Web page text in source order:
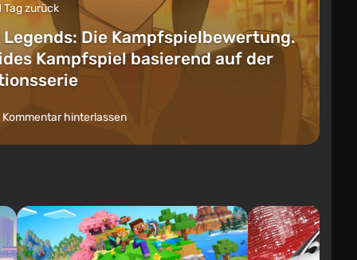
Tag zurück
Die Kampfspielbewertung.
Kampfspiel basierend auf der
Kommentar hinterlassen